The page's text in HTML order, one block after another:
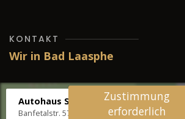
KONTAKT
Wir in Bad Laasphe
Autohaus Stenger
Banfetalstr. 57, 57334 Bad Laasphe
Zustimmung
erforderlich